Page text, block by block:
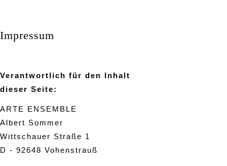
Impressum
Verantwortlich für den Inhalt
dieser Seite:
ARTE ENSEMBLE
Albert Sommer
Wittschauer Straße 1
D - 92648 Vohenstrauß